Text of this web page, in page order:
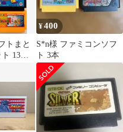
トまと
ト 13
・パズ
¥400
S*n様 ファミコンソフ
ト 3本